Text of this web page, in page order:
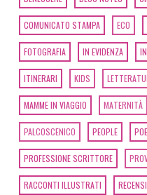
[14]La
Maurizio
Luglio 2021
[20] In fila
di uno, di Amy
estratto
COMUNICATO STAMPA ECO
FOTOGRAFIA IN EVIDENZA
ITINERARI KIDS
MAMME IN VIAGGIO MATERNITÀ
PALCOSCENICO PEOPLE
PROFESSIONE SCRITTORE
RACCONTI ILLUSTRATI